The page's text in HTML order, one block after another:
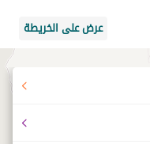
عرض على الخريطة